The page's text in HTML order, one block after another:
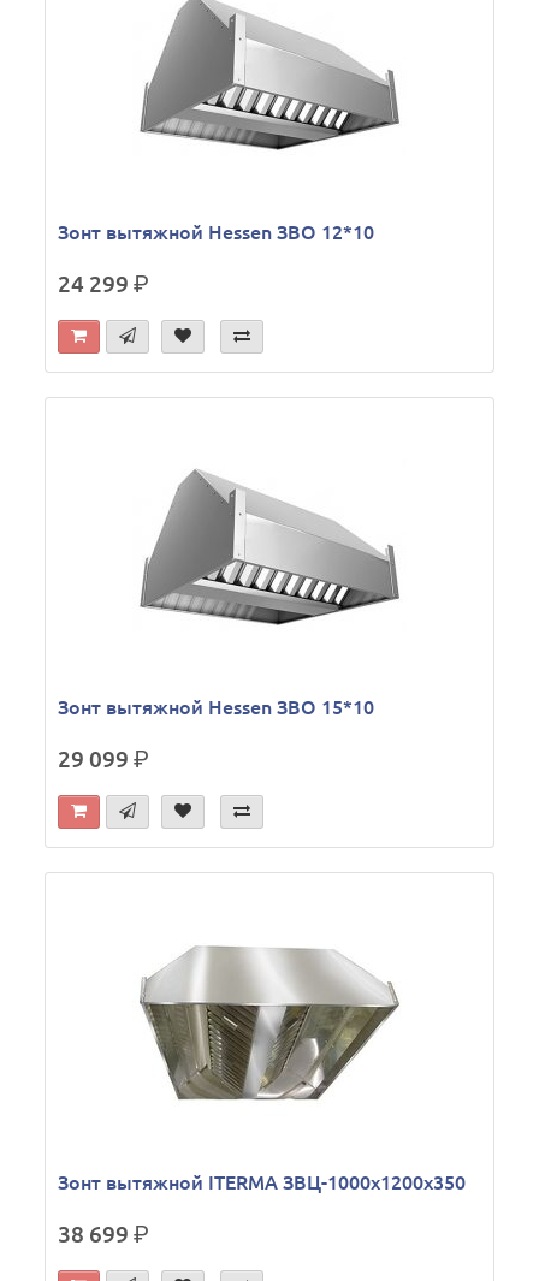
Зонт вытяжной Hessen ЗВО 12*10
24 299р.
Зонт вытяжной Hessen ЗВО 15*10
29 099р.
Зонт вытяжной ITERMA ЗВЦ-1000х1200х350
38 699р.